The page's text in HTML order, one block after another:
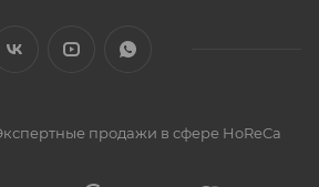
продажи в сфере HoReCa